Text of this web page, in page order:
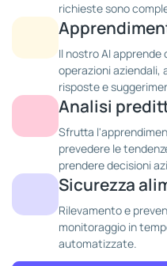
richieste sono
Il nostro AI
operazioni aziendali,
risposte e
Analisi
Sfrutta
prevedere le
prendere decisioni
Sicurezza
Rilevamento e
monitoraggio in
automatizzate.